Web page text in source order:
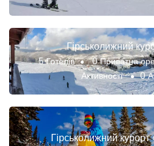
Гірськолижний
5 Готелів 0 Приватна
Активності
0
Гірськолижний